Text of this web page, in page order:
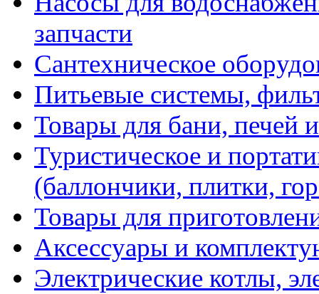
запчасти
Сантехническое
Питьевые системы,
Товары для бани, печей
Туристическое и
(баллончики, плитки,
Товары для
Аксессуары и
Электрические котлы,